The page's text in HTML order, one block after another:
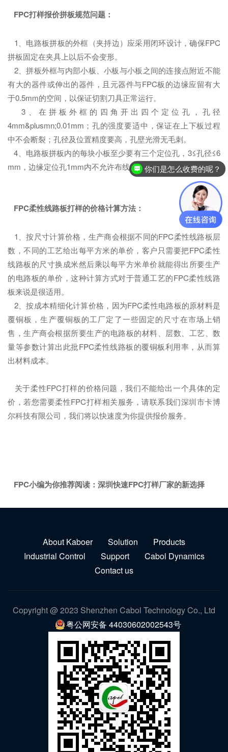
FPC打样报价拼板规范问题：
1、电路板拼板的外框（夹持边）应采用闭环设计，确保FPC
拼板固定在夹具上以后不会变形。
2、拼板外框与内部小板、小板与小板之间的连接点附近不能
有大的器件或伸出的器件，且元器件与FPC板的边缘应留有大
于0.5mm的空间，以保证切割刀具正常运行。
3、在拼板外框的四角开出四个定位孔，孔径
4mm&plusmn;0.01mm；孔的强度要适中，保证在上下板过程
中不会断裂；孔径及位置精度要高，孔壁光滑无毛刺。
4、电路板拼板内的每块小板至少要有三个定位孔，3≤孔径≤6
mm，边缘定位孔1mm内不允许布线或者贴片。
FPC柔性线路板打样的价格计算方法：
1、按尺寸计算价格，生产商会根据不同的FPC柔性线路板层
数，不同的工艺给出每平方米的单价，客户只需要把FPC柔性
线路板的尺寸换成米然后乘以每平方米单价就能得出所要生产
的电路板的单价，这种计算方式对于普通工艺的FPC柔性线路
板来说是很适用。
2、按成本精细化计算价格，因为FPC柔性电路板的原材料是
覆铜板，生产覆铜板的工厂定了一些固定的尺寸在市场上销
售，生产商会根据所要生产的电路板的材料、层数、工艺、数
量等参数计算出此批FPC柔性线路板的覆铜板利用率，从而算
出材料成本。
关于柔性FPC打样的价格问题，我们不能给出一个具体的定
价，若您需要柔性FPC打样相关服务，请联系我们深圳市卡博
尔科技有限公司，我们将以快速度为你提供报价服务。
FPC小编为你推荐阅读：深圳快速FPC打样厂家的新选择
About Kaboer Solution
Products
Industrial Control
Support
Cabol Dynamics
Contact us
Copyright @ 2023 Shenzhen Cabol Technology Co., Ltd
粤公网安备 44030602002543号
你们是怎么收费的呢？